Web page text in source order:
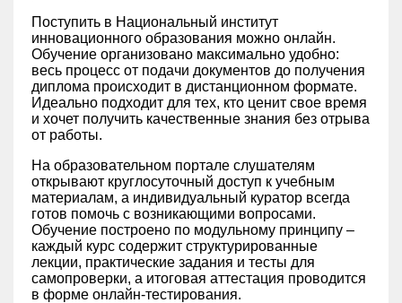
Поступить в Национальный институт
инновационного образования можно онлайн.
Обучение организовано максимально удобно:
весь процесс от подачи документов до получения
диплома происходит в дистанционном формате.
Идеально подходит для тех, кто ценит свое время
и хочет получить качественные знания без отрыва
от работы.
На образовательном портале слушателям
открывают круглосуточный доступ к учебным
материалам, а индивидуальный куратор всегда
готов помочь с возникающими вопросами.
Обучение построено по модульному принципу –
каждый курс содержит структурированные
лекции, практические задания и тесты для
самопроверки, а итоговая аттестация проводится
в форме онлайн-тестирования.